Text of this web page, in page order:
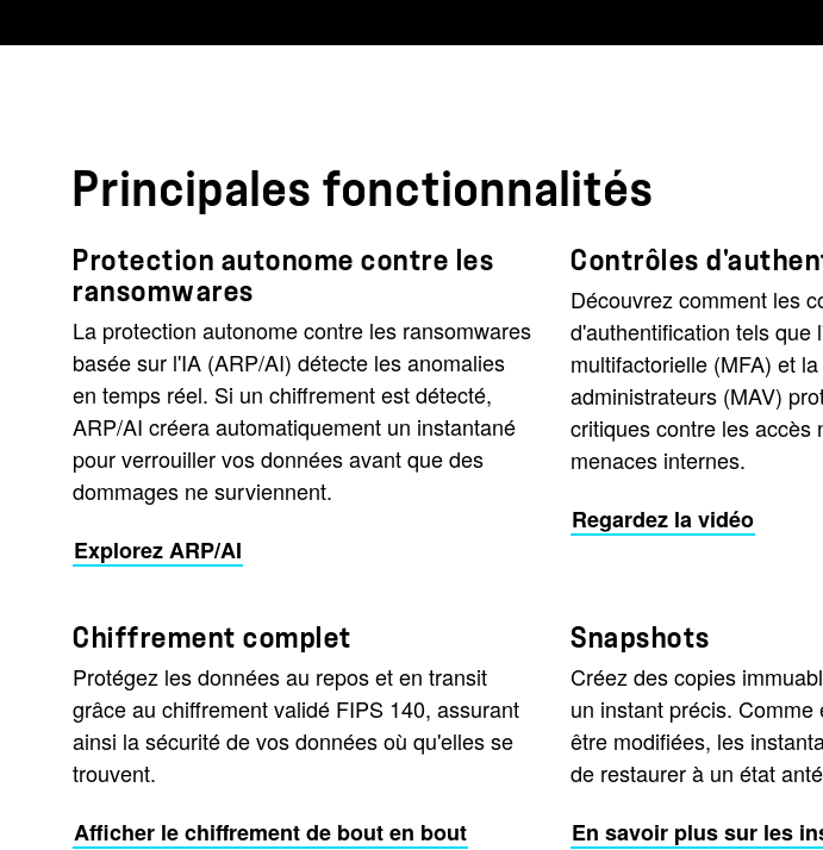
Principales fonctionnalités
Protection autonome contre les
ransomwares
La protection autonome contre les ransomwares
basée sur l'IA (ARP/AI) détecte les anomalies
en temps réel. Si un chiffrement est détecté,
ARP/AI créera automatiquement un instantané
pour verrouiller vos données avant que des
dommages ne surviennent.
Explorez ARP/AI
Contrôles
Découvrez comment les
d'authentification tels que
multifactorielle (MFA) et
administrateurs (MAV)
critiques contre les accès
menaces internes.
Regardez la vidéo
Chiffrement complet
Protégez les données au repos et en transit
grâce au chiffrement validé FIPS 140, assurant
ainsi la sécurité de vos données où qu'elles se
trouvent.
Afficher le chiffrement de bout en bout
Snapshots
Créez des copies
un instant précis.
être modifiées, les
de restaurer à un état
En savoir plus sur les